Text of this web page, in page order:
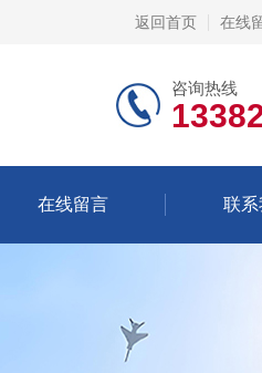
返回首页 在线
咨询热线
在线留言 联系